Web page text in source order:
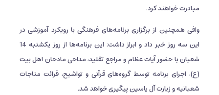
مبادرت خواهند کرد.
وافی همچنین از برگزاری برنامه‌های فرهنگی با رویکرد آموزشی در
این سه روز خبر داد و ابراز داشت: این برنامه‌ها از روز یکشنبه 14
شعبان با حضور آیات عظام و مراجع تقلید، مداحی مادحان اهل بیت
(ع)، اجرای برنامه توسط گروه‌های قرآنی و تواشیح، قرائت مناجات
شعبانیه و زیارت آل یاسین پیگیری خواهد شد.